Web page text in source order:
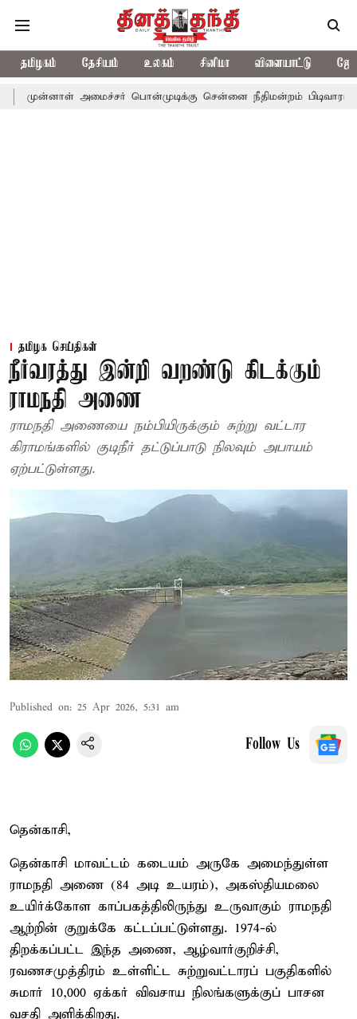
தமிழகம் தேசியம் உலகம் சினிமா விளையாட்டு
அமைச்சர் பொன்முடிக்கு சென்னை நீதிமன்றம் பிடிவாராண்ட்
தமிழக செய்திகள்
நீர்வரத்து இன்றி வறண்டு கிடக்கும்
ராமநதி அணை
ராமநதி அணையை நம்பியிருக்கும் சுற்று வட்டார
கிராமங்களில் குடிநீர் தட்டுப்பாடு நிலவும் அபாயம்
ஏற்பட்டுள்ளது.
Published on: 25 Apr 2026, 5:31 am
Follow Us
தென்காசி,
தென்காசி மாவட்டம் கடையம் அருகே அமைந்துள்ள
ராமநதி அணை (84 அடி உயரம்), அகஸ்தியமலை
உயிர்க்கோள காப்பகத்திலிருந்து உருவாகும் ராமநதி
ஆற்றின் குறுக்கே கட்டப்பட்டுள்ளது. 1974-ல்
திறக்கப்பட்ட இந்த அணை, ஆழ்வார்குறிச்சி,
ரவணசமுத்திரம் உள்ளிட்ட சுற்றுவட்டாரப் பகுதிகளில்
சுமார் 10,000 ஏக்கர் விவசாய நிலங்களுக்குப் பாசன
வசதி அளிக்கிறது.